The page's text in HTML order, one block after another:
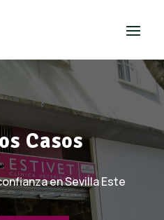
Casos
en Sevilla Este